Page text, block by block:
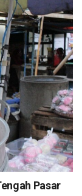
Pasar